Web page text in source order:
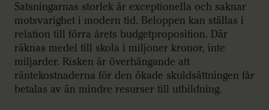
Satsningarnas storlek är exceptionella och saknar
motsvarighet i modern tid. Beloppen kan ställas i
relation till förra årets budgetproposition. Där
räknas medel till skola i miljoner kronor, inte
miljarder. Risken är överhängande att
räntekostnaderna för den ökade skuldsättningen får
betalas av än mindre resurser till utbildning.